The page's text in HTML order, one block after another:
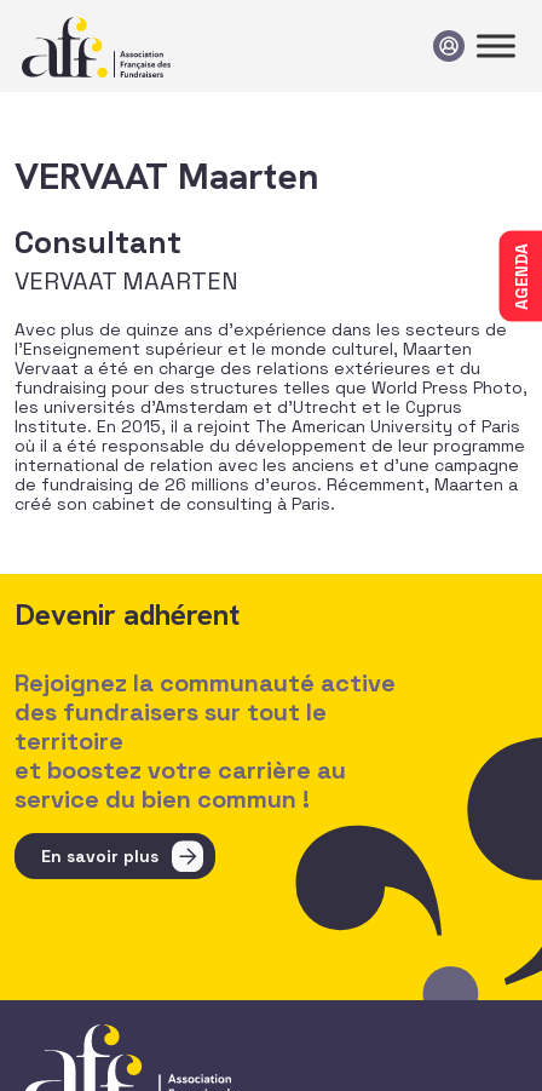
AGENDA
VERVAAT Maarten
Consultant
VERVAAT MAARTEN
Avec plus de quinze ans d’expérience dans les secteurs de
l’Enseignement supérieur et le monde culturel, Maarten
Vervaat a été en charge des relations extérieures et du
fundraising pour des structures telles que World Press Photo,
les universités d’Amsterdam et d’Utrecht et le Cyprus
Institute. En 2015, il a rejoint The American University of Paris
où il a été responsable du développement de leur programme
international de relation avec les anciens et d’une campagne
de fundraising de 26 millions d’euros. Récemment, Maarten a
créé son cabinet de consulting à Paris.
Devenir adhérent
Rejoignez la communauté active
des fundraisers sur tout le
territoire
et boostez votre carrière au
service du bien commun !
En savoir plus